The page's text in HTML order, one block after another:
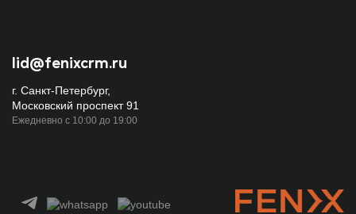
lid@fenixcrm.ru
г. Санкт-Петербург,
Московский проспект 91
Ежедневно с 10:00 до 19:00